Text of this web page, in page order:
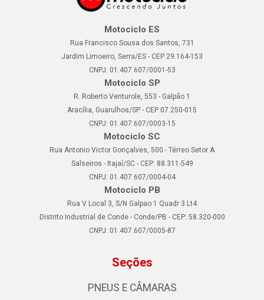
Motociclo ES
Rua Francisco Sousa dos Santos, 731
Jardim Limoeiro, Serra/ES - CEP 29.164-153
CNPJ: 01.407.607/0001-53
Motociclo SP
R. Roberto Venturole, 553 - Galpão 1
Aracília, Guarulhos/SP - CEP 07.250-015
CNPJ: 01.407.607/0003-15
Motociclo SC
Rua Antonio Victor Gonçalves, 500 - Térreo Setor A
Salseiros - Itajaí/SC - CEP: 88.311-549
CNPJ: 01.407.607/0004-04
Motociclo PB
Rua V Local 3, S/N Galpao 1 Quadr 3 Lt4
Distrito Industrial de Conde - Conde/PB - CEP: 58.320-000
CNPJ: 01.407.607/0005-87
Seções
PNEUS E CÂMARAS